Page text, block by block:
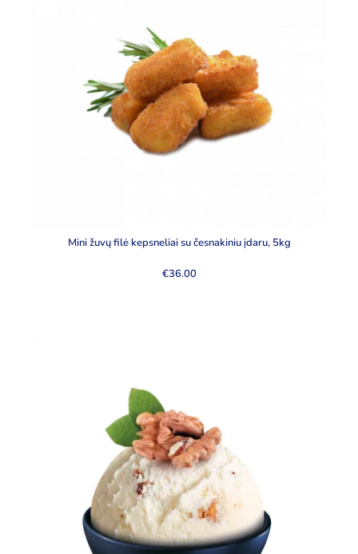
Mini žuvų filė kepsneliai su česnakiniu įdaru, 5kg
€36.00